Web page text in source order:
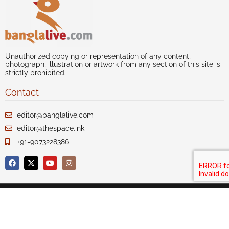
Unauthorized copying or representation of any content,
photograph, illustration or artwork from any section of this site is
strictly prohibited.
Contact
editor@banglalive.com
editor@thespace.ink
+91-9073228386